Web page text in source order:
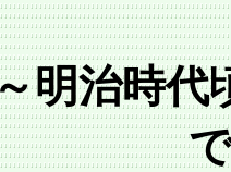
明治時